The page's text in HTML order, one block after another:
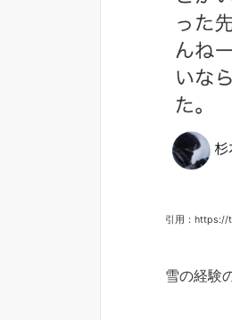
引用：https://
雪の経験